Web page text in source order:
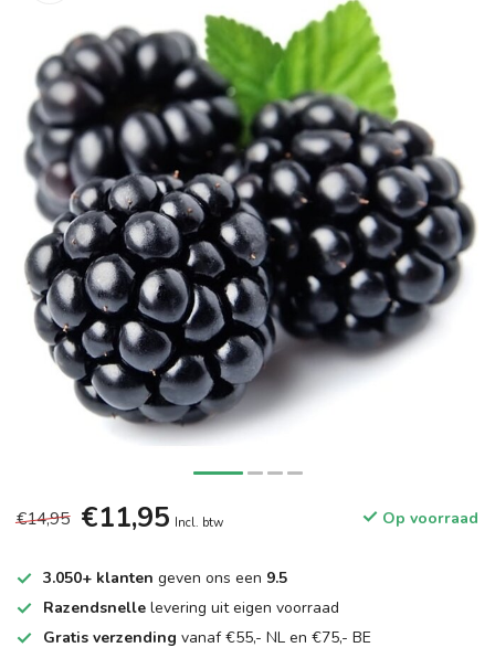
€14,95 €11,95 Incl. btw Op voorraad
3.050+ klanten geven ons een 9.5
Razendsnelle levering uit eigen voorraad
Gratis verzending vanaf €55,- NL en €75,- BE